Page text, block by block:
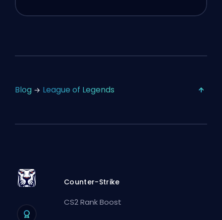
Blog League of Legends
Counter-Strike
CS2 Rank Boost